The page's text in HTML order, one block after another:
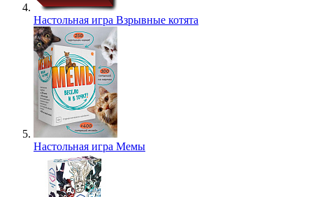
Настольная игра Взрывные котята
Настольная игра Мемы